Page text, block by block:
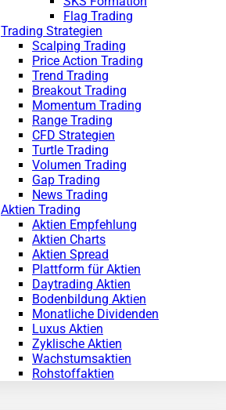
Flag Trading
Trading Strategien
Scalping Trading
Price Action Trading
Trend Trading
Breakout Trading
Momentum Trading
Range Trading
CFD Strategien
Turtle Trading
Volumen Trading
Gap Trading
News Trading
Aktien Trading
Aktien Empfehlung
Aktien Charts
Aktien Spread
Plattform für Aktien
Daytrading Aktien
Bodenbildung Aktien
Monatliche Dividenden
Luxus Aktien
Zyklische Aktien
Wachstumsaktien
Rohstoffaktien